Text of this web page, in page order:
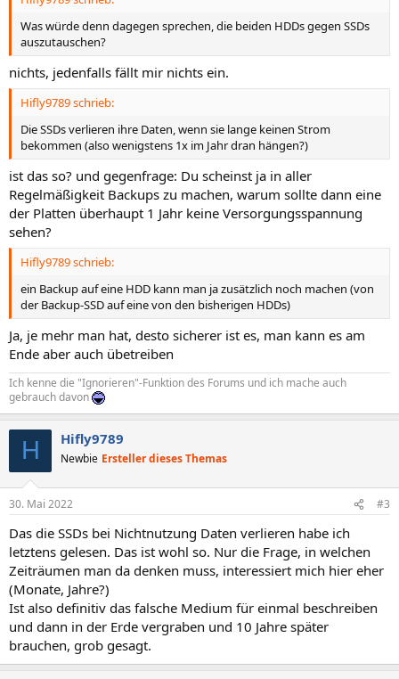
Was würde denn dagegen sprechen, die beiden HDDs gegen SSDs
auszutauschen?
nichts, jedenfalls fällt mir nichts ein.
Hifly9789 schrieb:
Die SSDs verlieren ihre Daten, wenn sie lange keinen Strom
bekommen (also wenigstens 1x im Jahr dran hängen?)
ist das so? und gegenfrage: Du scheinst ja in aller
Regelmäßigkeit Backups zu machen, warum sollte dann eine
der Platten überhaupt 1 Jahr keine Versorgungsspannung
sehen?
Hifly9789 schrieb:
ein Backup auf eine HDD kann man ja zusätzlich noch machen (von
der Backup-SSD auf eine von den bisherigen HDDs)
Ja, je mehr man hat, desto sicherer ist es, man kann es am
Ende aber auch übetreiben
Ich kenne die "Ignorieren"-Funktion des Forums und ich mache auch
gebrauch davon
H Hifly9789
Newbie Ersteller dieses Themas
30. Mai 2022 #3
Das die SSDs bei Nichtnutzung Daten verlieren habe ich
letztens gelesen. Das ist wohl so. Nur die Frage, in welchen
Zeiträumen man da denken muss, interessiert mich hier eher
(Monate, Jahre?)
Ist also definitiv das falsche Medium für einmal beschreiben
und dann in der Erde vergraben und 10 Jahre später
brauchen, grob gesagt.